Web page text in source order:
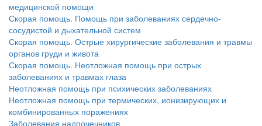
медицинской помощи
Скорая помощь. Помощь при заболеваниях сердечно-
сосудистой и дыхательной систем
Скорая помощь. Острые хирургические заболевания и травмы
органов груди и живота
Скорая помощь. Неотложная помощь при острых
заболеваниях и травмах глаза
Неотложная помощь при психических заболеваниях
Неотложная помощь при термических, ионизирующих и
комбинированных поражениях
Заболевания надпочечников